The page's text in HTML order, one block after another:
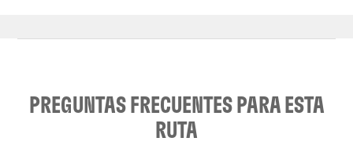
PREGUNTAS FRECUENTES PARA ESTA
RUTA